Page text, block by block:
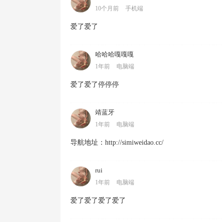
10个月前 手机端
爱了爱了
哈哈哈嘎嘎嘎
1年前 电脑端
爱了爱了停停停
靖蓝牙
1年前 电脑端
导航地址：http://simiweidao.cc/
rui
1年前 电脑端
爱了爱了爱了爱了